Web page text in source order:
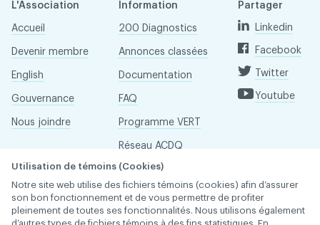
L'Association
Accueil
Devenir membre
English
Gouvernance
Nous joindre
Information
200 Diagnostics
Annonces classées
Documentation
FAQ
Programme VERT
Réseau ACDQ
Salle de presse
À propos
Partager
Linkedin
Facebook
Twitter
Youtube
Utilisation de témoins (Cookies)
Notre site web utilise des fichiers témoins (cookies) afin d’assurer
son bon fonctionnement et de vous permettre de profiter
pleinement de toutes ses fonctionnalités. Nous utilisons également